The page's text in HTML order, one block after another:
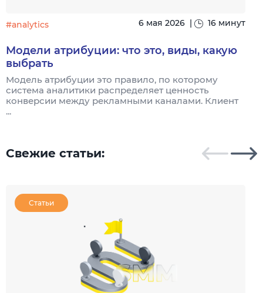
#analytics 6 мая 2026 16 минут
Модели атрибуции: что это, виды, какую
выбрать
Модель атрибуции это правило, по которому
система аналитики распределяет ценность
конверсии между рекламными каналами. Клиент
...
Свежие статьи:
Статьи